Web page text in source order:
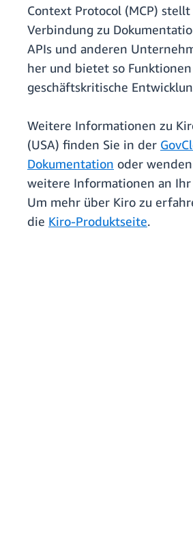
Context Protocol (MCP)
Verbindung zu
APIs und anderen
her und bietet so
geschäftskritische
Weitere Informationen zu
(USA) finden Sie in der
Dokumentation oder
weitere Informationen an Ihr
Um mehr über Kiro zu
die Kiro-Produktseite.